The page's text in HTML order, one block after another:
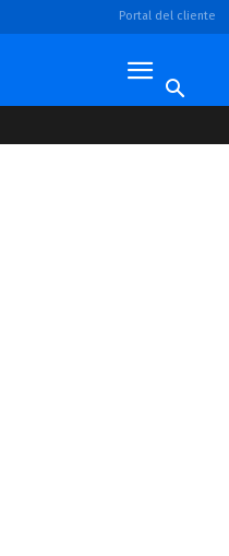
Portal del cliente